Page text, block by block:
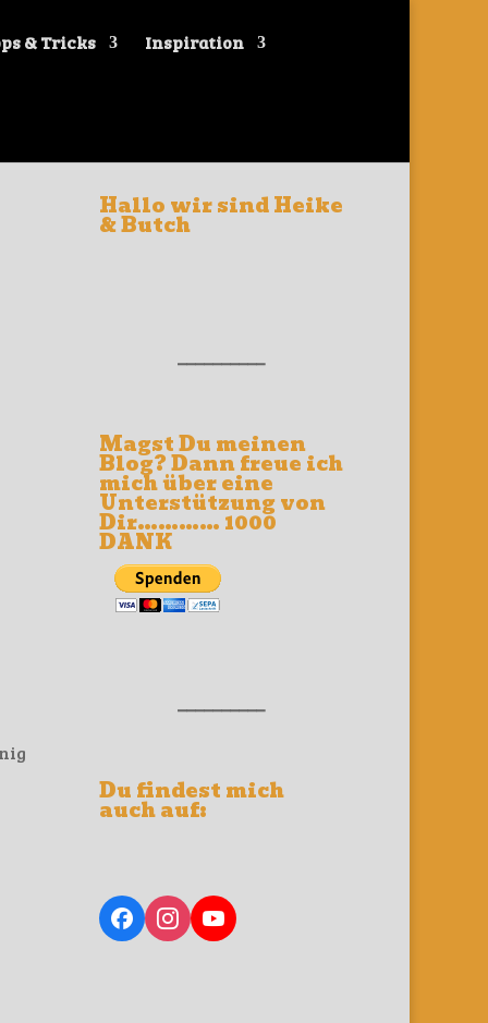
& Tricks Inspiration
Hallo wir sind Heike
& Butch
Magst Du meinen
Blog? Dann freue ich
mich über eine
Unterstützung von
Dir………… 1000
DANK
Du findest mich
auch auf: